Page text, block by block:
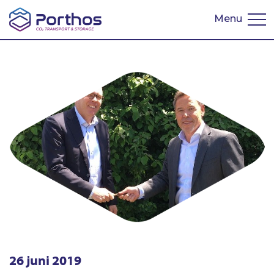
Menu
English
26 juni 2019